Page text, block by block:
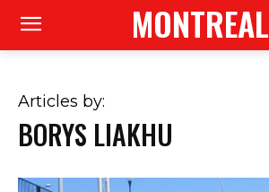
MONTREAL
Articles by:
BORYS LIAKHU